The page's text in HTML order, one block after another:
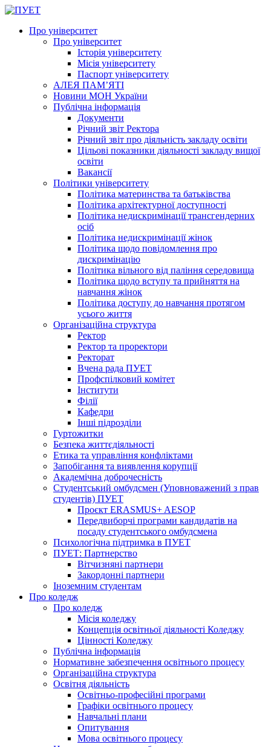
Про університет
Про університет
Історія університету
Місія університету
Паспорт університету
АЛЕЯ ПАМ’ЯТІ
Новини МОН України
Публічна інформація
Документи
Річний звіт Ректора
Річний звіт про діяльність закладу освіти
Цільові показники діяльності закладу вищої
освіти
Вакансії
Політики університету
Політика материнства та батьківства
Політика архітектурної доступності
Політика недискримінації трансгендерних
осіб
Політика недискримінації жінок
Політика щодо повідомлення про
дискримінацію
Політика вільного від паління середовища
Політика щодо вступу та прийняття на
навчання жінок
Політика доступу до навчання протягом
усього життя
Організаційна структура
Ректор
Ректор та проректори
Ректорат
Вчена рада ПУЕТ
Профспілковий комітет
Інститути
Філії
Кафедри
Інші підрозділи
Гуртожитки
Безпека життєдіяльності
Етика та управління конфліктами
Запобігання та виявлення корупції
Академічна доброчесність
Студентський омбудсмен (Уповноважений з прав
студентів) ПУЕТ
Проєкт ERASMUS+ AESOP
Передвиборчі програми кандидатів на
посаду студентського омбудсмена
Психологічна підтримка в ПУЕТ
ПУЕТ: Партнерство
Вітчизняні партнери
Закордонні партнери
Іноземним студентам
Про коледж
Про коледж
Місія коледжу
Концепція освітньої діяльності Коледжу
Цінності Коледжу
Публічна інформація
Нормативне забезпечення освітнього процесу
Організаційна структура
Освітня діяльність
Освітньо-професійні програми
Графіки освітнього процесу
Навчальні плани
Опитування
Мова освітнього процесу